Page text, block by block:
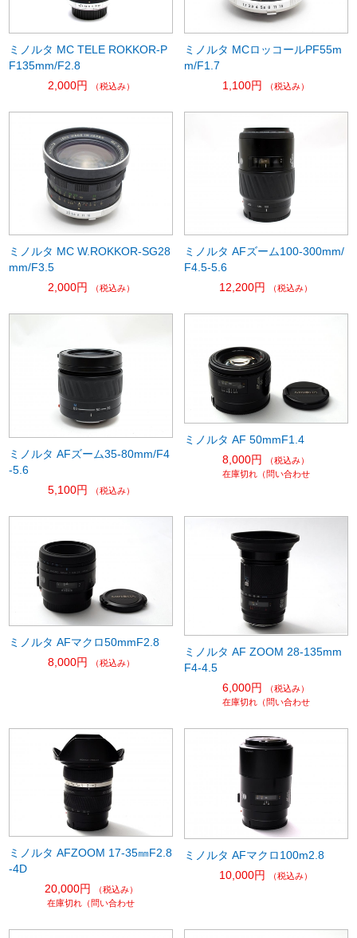
ミノルタ MC TELE ROKKOR-P
F135mm/F2.8
2,000円
（税込み）
ミノルタ MCロッコールPF55m
m/F1.7
1,100円
（税込み）
ミノルタ MC W.ROKKOR-SG28
mm/F3.5
2,000円
（税込み）
ミノルタ AFズーム100-300mm/
F4.5-5.6
12,200円
（税込み）
ミノルタ AFズーム35-80mm/F4
-5.6
5,100円
（税込み）
ミノルタ AF 50mmF1.4
8,000円
（税込み）
在庫切れ（問い合わせ
ミノルタ AFマクロ50mmF2.8
8,000円
（税込み）
ミノルタ AF ZOOM 28-135mm
F4-4.5
6,000円
（税込み）
在庫切れ（問い合わせ
ミノルタ AFZOOM 17-35㎜F2.8
-4D
20,000円
（税込み）
在庫切れ（問い合わせ
ミノルタ AFマクロ100m2.8
10,000円
（税込み）